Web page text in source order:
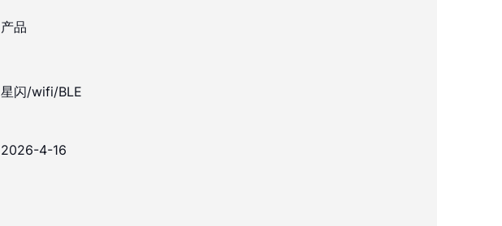
产品
星闪/wifi/BLE
2026-4-16